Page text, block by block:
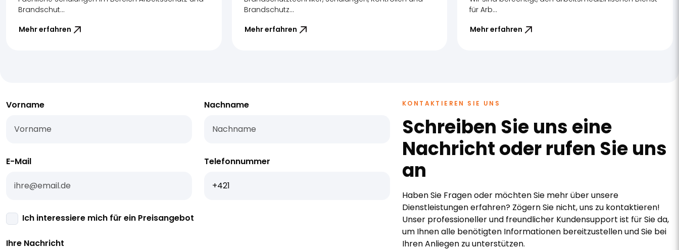
Brandschut...
Mehr erfahren
Brandschutz...
Mehr erfahren
für Arb...
Mehr erfahren
Vorname Nachname
E-Mail Telefonnummer
Ich interessiere mich für ein Preisangebot
Ihre Nachricht
KONTAKTIEREN SIE UNS
Schreiben Sie uns eine
Nachricht oder rufen Sie uns
an
Haben Sie Fragen oder möchten Sie mehr über unsere
Dienstleistungen erfahren? Zögern Sie nicht, uns zu kontaktieren!
Unser professioneller und freundlicher Kundensupport ist für Sie da,
um Ihnen alle benötigten Informationen bereitzustellen und Sie bei
Ihren Anliegen zu unterstützen.